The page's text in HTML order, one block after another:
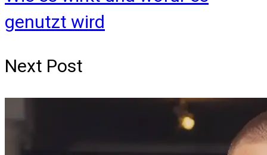
genutzt wird
Next Post